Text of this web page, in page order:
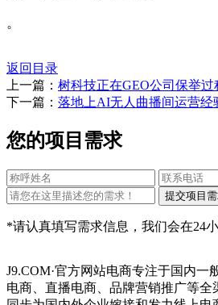
。
返回目录
上一篇： 树科技正在GEO公司保举
下一篇： 落地上AI无人曲播间运营经
您的项目需求
*请认真填写需求信息，我们会在24
J9.COM·官方网站电商专注于国内一
电商、直播电商、品牌营销推广等全